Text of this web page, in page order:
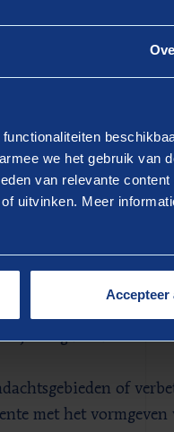
we het gebruik van
van relevante content
uitvinken. Meer
Accepteer
actualiteiten op de
kunnen snel
wellicht niet mogelijk,
het financiële plaatje
Wmo), verminderde
organisatie
of
met het vormgeven